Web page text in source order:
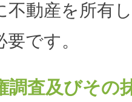
不動産を所有
です。
調査及びその